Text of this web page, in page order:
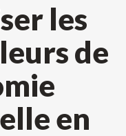
les
de
en